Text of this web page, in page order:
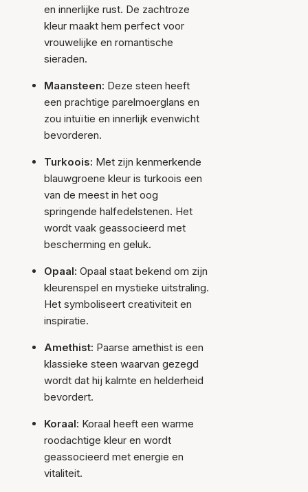
en innerlijke rust. De zachtroze
kleur maakt hem perfect voor
vrouwelijke en romantische
sieraden.
Maansteen: Deze steen heeft
een prachtige parelmoerglans en
zou intuïtie en innerlijk evenwicht
bevorderen.
Turkoois: Met zijn kenmerkende
blauwgroene kleur is turkoois een
van de meest in het oog
springende halfedelstenen. Het
wordt vaak geassocieerd met
bescherming en geluk.
Opaal: Opaal staat bekend om zijn
kleurenspel en mystieke uitstraling.
Het symboliseert creativiteit en
inspiratie.
Amethist: Paarse amethist is een
klassieke steen waarvan gezegd
wordt dat hij kalmte en helderheid
bevordert.
Koraal: Koraal heeft een warme
roodachtige kleur en wordt
geassocieerd met energie en
vitaliteit.